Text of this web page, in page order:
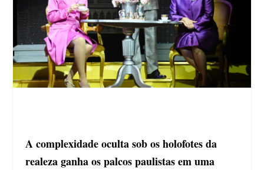
A complexidade oculta sob os holofotes da
realeza ganha os palcos paulistas em uma